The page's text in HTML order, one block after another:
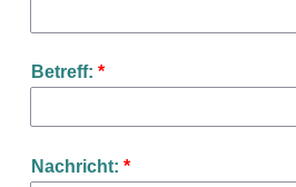
Betreff: *
Nachricht: *